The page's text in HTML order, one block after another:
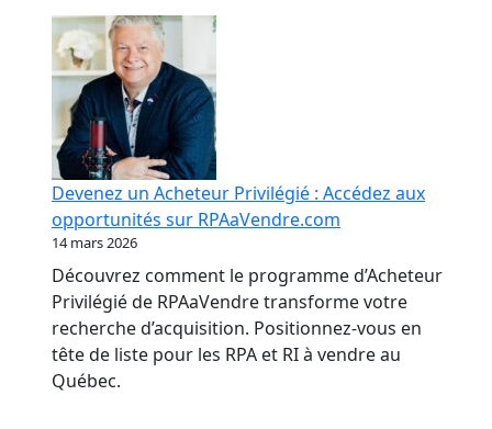
RPA
:
La
paperasse
et
l’opacité,
meilleures
amies
des
fraudeurs
Devenez un Acheteur Privilégié : Accédez aux
opportunités sur RPAaVendre.com
14 mars 2026
Découvrez comment le programme d’Acheteur
Privilégié de RPAaVendre transforme votre
recherche d’acquisition. Positionnez-vous en
tête de liste pour les RPA et RI à vendre au
Québec.